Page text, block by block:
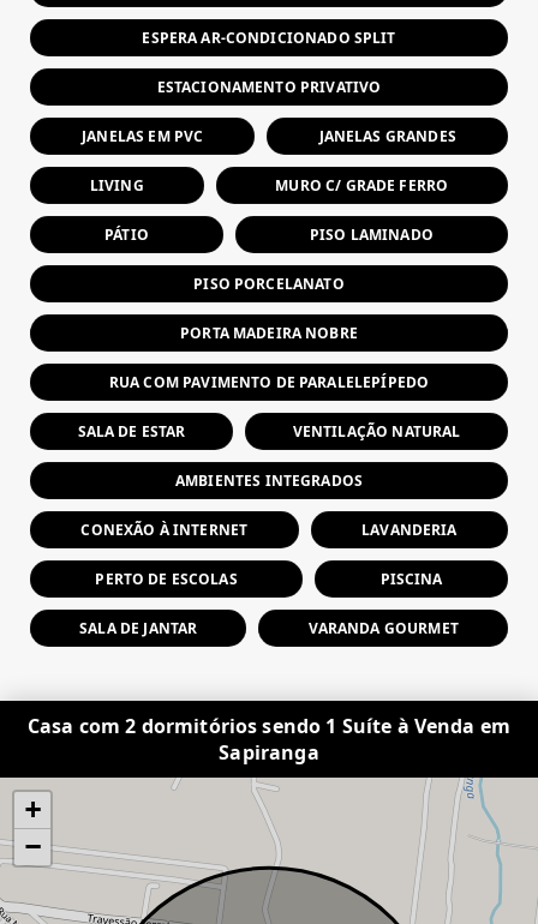
ESPERA AR-CONDICIONADO SPLIT
ESTACIONAMENTO PRIVATIVO
JANELAS EM PVC JANELAS GRANDES
LIVING MURO C/ GRADE FERRO
PÁTIO PISO LAMINADO
PISO PORCELANATO
PORTA MADEIRA NOBRE
RUA COM PAVIMENTO DE PARALELEPÍPEDO
SALA DE ESTAR VENTILAÇÃO NATURAL
AMBIENTES INTEGRADOS
CONEXÃO À INTERNET LAVANDERIA
PERTO DE ESCOLAS PISCINA
SALA DE JANTAR VARANDA GOURMET
Casa com 2 dormitórios sendo 1 Suíte à Venda em
Sapiranga
+
−